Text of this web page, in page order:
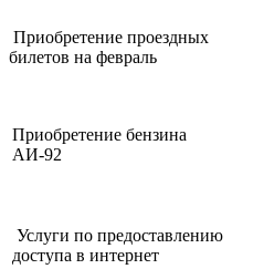
Приобретение проездных
билетов на февраль
Приобретение бензина
АИ-92
Услуги по предоставлению
доступа в интернет